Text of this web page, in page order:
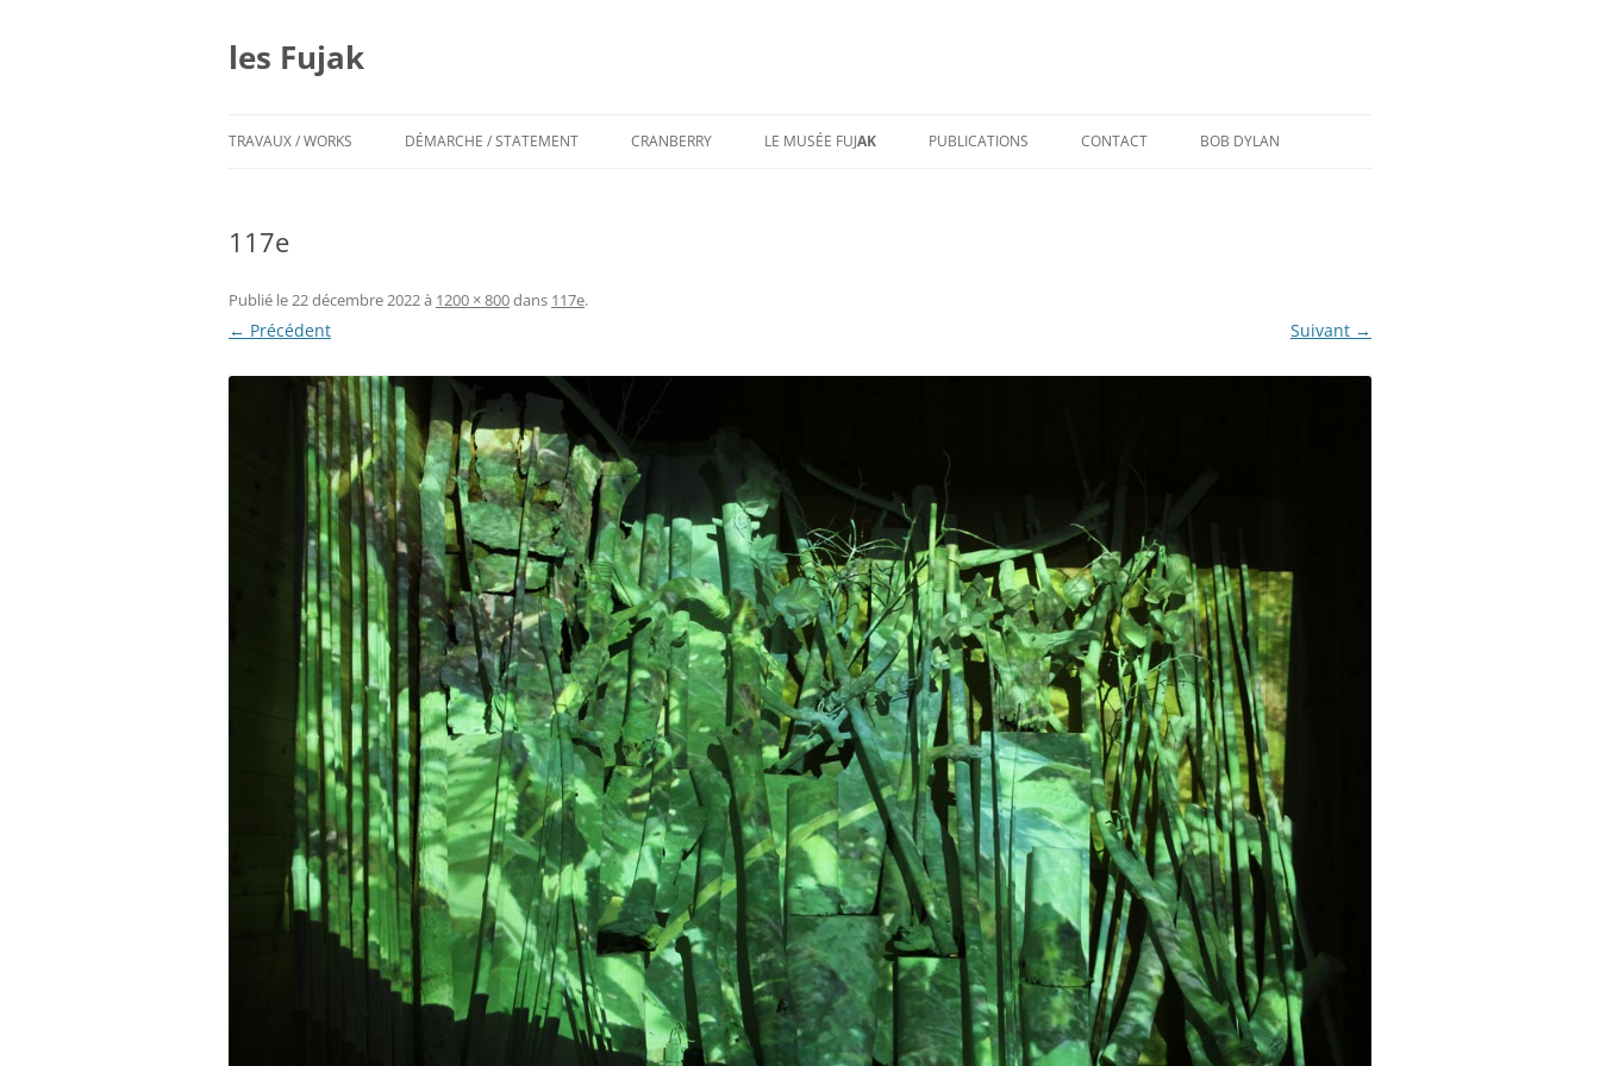
contenu
les Fujak
TRAVAUX / WORKS DÉMARCHE / STATEMENT CRANBERRY LE MUSÉE FUJAK PUBLICATIONS CONTACT BOB DYLAN
117e
Publié le22 décembre 2022à 1200 × 800dans 117e.
← Précédent Suivant →